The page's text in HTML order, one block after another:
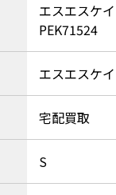
エスエスケ
PEK71524
エスエスケ
宅配買取
S